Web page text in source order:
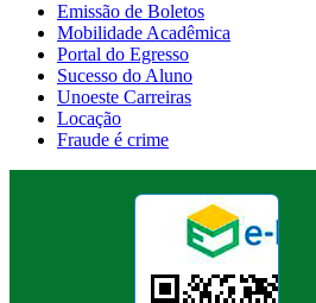
Emissão de Boletos
Mobilidade Acadêmica
Portal do Egresso
Sucesso do Aluno
Unoeste Carreiras
Locação
Fraude é crime